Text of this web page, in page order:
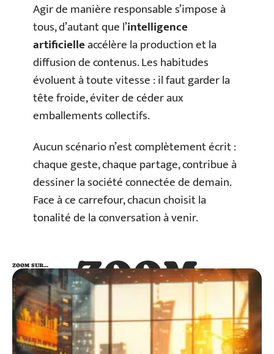
Agir de manière responsable s’impose à
tous, d’autant que l’intelligence
artificielleaccélère la production et la
diffusion de contenus. Les habitudes
évoluent à toute vitesse : il faut garder la
tête froide, éviter de céder aux
emballements collectifs.
Aucun scénario n’est complètement écrit :
chaque geste, chaque partage, contribue à
dessiner la société connectée de demain.
Face à ce carrefour, chacun choisit la
tonalité de la conversation à venir.
ZOOM
SUR…
ZOOM SUR…